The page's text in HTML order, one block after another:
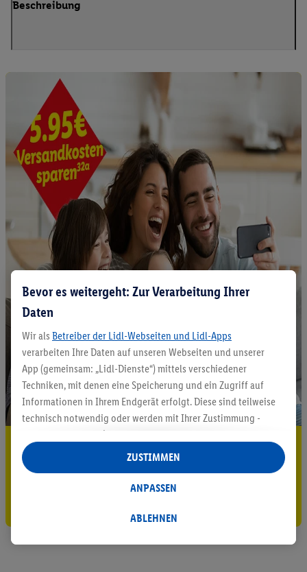
Beschreibung
5.95 € Versand sparen³²ᵃ
Bevor es weitergeht: Zur Verarbeitung Ihrer
Daten
Wir als Betreiber der Lidl-Webseiten und Lidl-Apps
verarbeiten Ihre Daten auf unseren Webseiten und unserer
App (gemeinsam: „Lidl-Dienste“) mittels verschiedener
Techniken, mit denen eine Speicherung und ein Zugriff auf
Informationen in Ihrem Endgerät erfolgt. Diese sind teilweise
technisch notwendig oder werden mit Ihrer Zustimmung -
auch durch Partner (u.a.
Verantwortliche; im Zusammenhang mit dem IAB TCF
insgesamt
Statistik-Erstellung oder für personalisierte Werbung
Datenverarbeitungen für personalisierte Werbung werden
ABLEHNEN
ANPASSEN
ZUSTIMMEN